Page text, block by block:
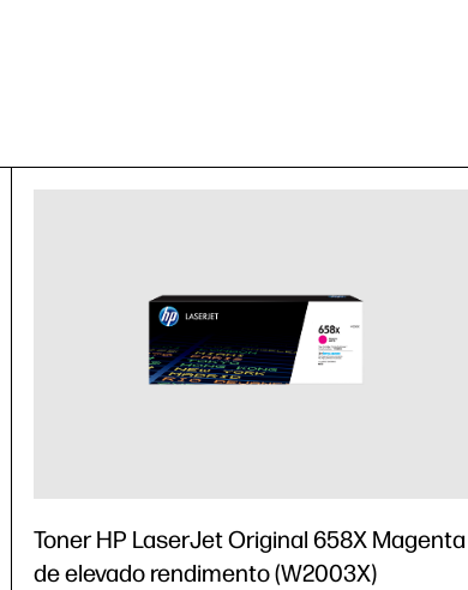
Toner HP LaserJet Original 658X Magenta
de elevado rendimento (W2003X)